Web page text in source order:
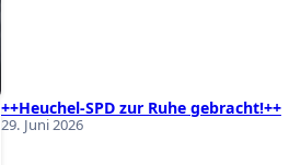
++Heuchel-SPD zur Ruhe gebracht!++
29. Juni 2026